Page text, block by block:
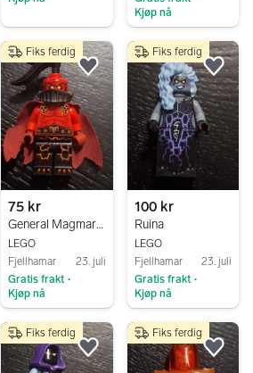
Gå til annonsen Kjøp nå
75 kr
General Magmar - Cape
LEGO
Fjellhamar
23. juli
Gratis frakt •
Kjøp nå
Fiks ferdig
Legg til som favoritt.
100 kr
Ruina
LEGO
Fjellhamar
23. juli
Gratis frakt •
Kjøp nå
Fiks ferdig
Fiks ferdig
Legg til som favoritt.
Fiks ferdig